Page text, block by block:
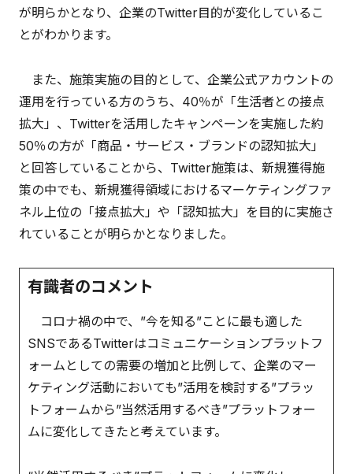
が明らかとなり、企業のTwitter目的が変化しているこ
とがわかります。
また、施策実施の目的として、企業公式アカウントの
運用を行っている方のうち、40％が「生活者との接点
拡大」、Twitterを活用したキャンペーンを実施した約
50％の方が「商品・サービス・ブランドの認知拡大」
と回答していることから、Twitter施策は、新規獲得施
策の中でも、新規獲得領域におけるマーケティングファ
ネル上位の「接点拡大」や「認知拡大」を目的に実施さ
れていることが明らかとなりました。
有識者のコメント
コロナ禍の中で、”今を知る”ことに最も適した
SNSであるTwitterはコミュニケーションプラットフ
ォームとしての需要の増加と比例して、企業のマー
ケティング活動においても”活用を検討する”プラッ
トフォームから”当然活用するべき”プラットフォー
ムに変化してきたと考えています。